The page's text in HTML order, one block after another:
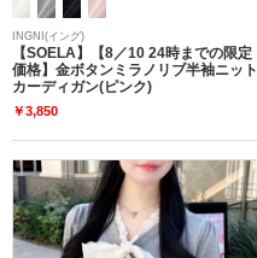
INGNI(イング)
【SOELA】【8／10 24時までの限定
価格】金ボタンミラノリブ半袖ニット
カーディガン(ピンク)
￥3,850